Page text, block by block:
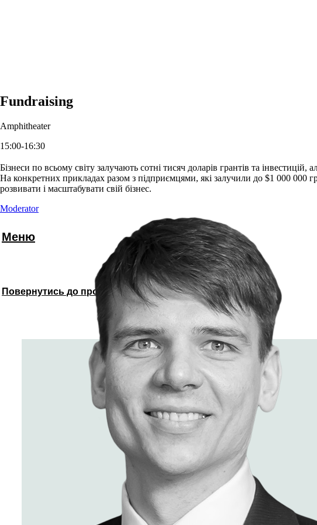
Меню
Повернутись до програми
Fundraising
Amphitheater
15:00-16:30
Бізнеси по всьому світу залучають сотні тисяч доларів грантів та
На конкретних прикладах разом з підприємцями, які залучили до $1 000 000
розвивати і масштабувати свій бізнес.
Moderator